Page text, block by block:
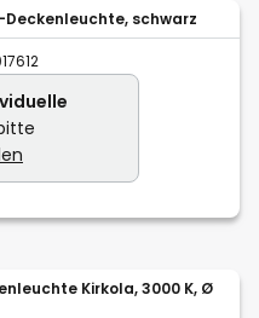
schwarz
Kirkola, 3000 K, Ø